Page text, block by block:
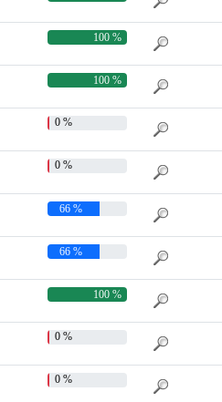
100 %
100 %
0 %
0 %
66 %
66 %
100 %
0 %
0 %